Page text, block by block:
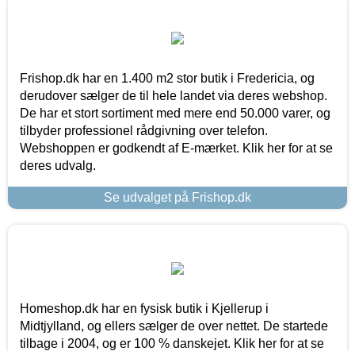
Frishop.dk har en 1.400 m2 stor butik i Fredericia, og
derudover sælger de til hele landet via deres webshop.
De har et stort sortiment med mere end 50.000 varer, og
tilbyder professionel rådgivning over telefon.
Webshoppen er godkendt af E-mærket. Klik her for at se
deres udvalg.
Se udvalget på Frishop.dk
Homeshop.dk har en fysisk butik i Kjellerup i
Midtjylland, og ellers sælger de over nettet. De startede
tilbage i 2004, og er 100 % danskejet. Klik her for at se